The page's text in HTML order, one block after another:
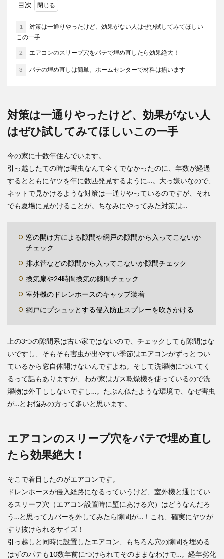
目次
1
対策は一通りやったけど、効果がない人はぜひ試してみてほしい
この一手
2 エアコンのスリープ穴をパテで埋め直したら効果絶大！
3 パテの埋め直しは簡単。ホームセンターで材料は揃います
対策は一通りやったけど、効果がない人
はぜひ試してみてほしいこの一手
今の家に十数年住んでいます。
引っ越したての時は害虫なんて全くでなかったのに、年数が経過
するとともにヤツを年に数匹発見するように…。大っ嫌いなので、
ネットで見かけるような対策は一通りやっているのですが、それ
でも夏場に見かけることが。ちなみにやってみた対策は…
窓の開け方による隙間や網戸の隙間から入ってこないか
チェック
排水菅などの隙間から入ってこないか隙間チェック
換気扇や24時間換気の隙間チェック
室外機のドレンホースのキャップ装着
網戸にプシュッとする侵入防止スプレーを吹きかける
上の3つの隙間系は古い家ではないので、チェックしても隙間はな
いですし、そもそも害虫が出やすい季節はエアコンがずっとつい
ているから窓自体開けないんですよね。そして洗濯物についてく
るって話もありますが、わが家はガス乾燥機を使っているので洗
濯物は外干ししないですし…。たぶん似たような環境で、なぜ害虫
が…とお悩みの方って多いと思います。
エアコンのスリープ穴をパテで埋め直し
たら効果絶大！
そこで着目したのがエアコンです。
ドレンホースが侵入経路になるっていうけど、室外機と通じてい
るスリープ穴（エアコン設置時に壁にあける穴）はどうなんだろ
う…と思ってカバーを外してみたら隙間が…！これ、確実にヤツが
すり抜けられるサイズ！
引っ越しと同時に設置したエアコン、もちろん穴の隙間を埋める
はずのパテも10数年前につけられてそのままなわけで…。経年劣化